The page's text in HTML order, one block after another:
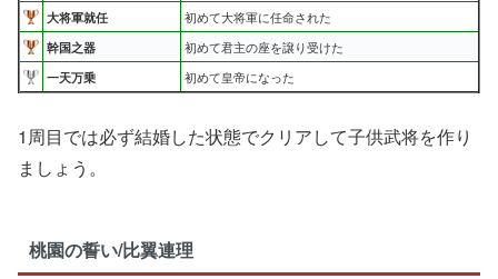
大将軍就任
初めて大将軍に任命された
幹国之器
初めて君主の座を譲り受けた
一天万乗
初めて皇帝になった
1周目では必ず結婚した状態でクリアして子供武将を作り
ましょう。
桃園の誓い/比翼連理